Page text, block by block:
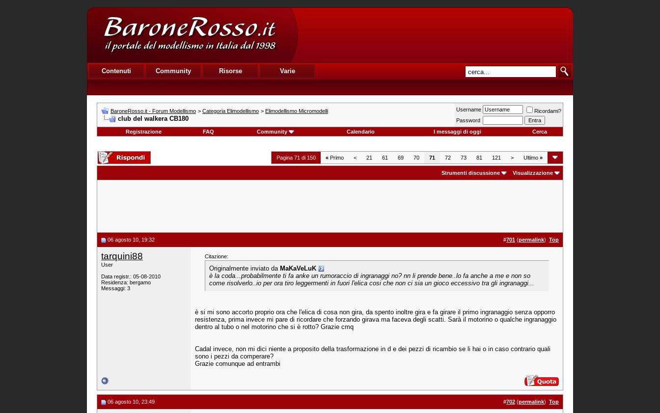
Contenuti Community Risorse Varie
BaroneRosso.it - Forum Modellismo > Categoria Elimodellismo > Elimodellismo Micromodelli
club del walkera CB180
Username
Ricordami?
Password
Registrazione
FAQ Community Calendario I messaggi di oggi Cerca
Pagina 71 di 150 « Primo < 21 61 69 70 71 72 73 81 121 > Ultimo »
Strumenti discussione Visualizzazione
06 agosto 10, 19:32 #701 (permalink) Top
tarquini88
User
Data registr.: 05-08-2010
Residenza: bergamo
Messaggi: 3
Citazione:
Originalmente inviato da MaKaVeLuK
è la coda...probabilmente ti fa anke un rumoraccio di ingranaggi no? nn li prende bene..lo fa anche a me e non so
come risolverlo..io per ora tiro leggermenti in fuori l'elica cosi che non ci sia un gioco eccessivo tra gli ingranaggi...
è si mi sono accorto proprio ora che l'elica di cosa non gira, da spento inoltre gira e fa girare il primo ingranaggio senza opporro
resistenza, prima invece mi pare di ricordare che forzando girava ma faceva degli scatti. Sarà il motorino o qualche ingranaggio
dentro al tubo o nel motorino che si è rotto? Grazie cmq
Cadal invece, non mi dici niente a proposito della trasformazione in d e dei pezzi di ricambio se li hai o in caso contrario quali
sono i pezzi da comperare?
Grazie comunque ad entrambi
06 agosto 10, 23:49 #702 (permalink) Top